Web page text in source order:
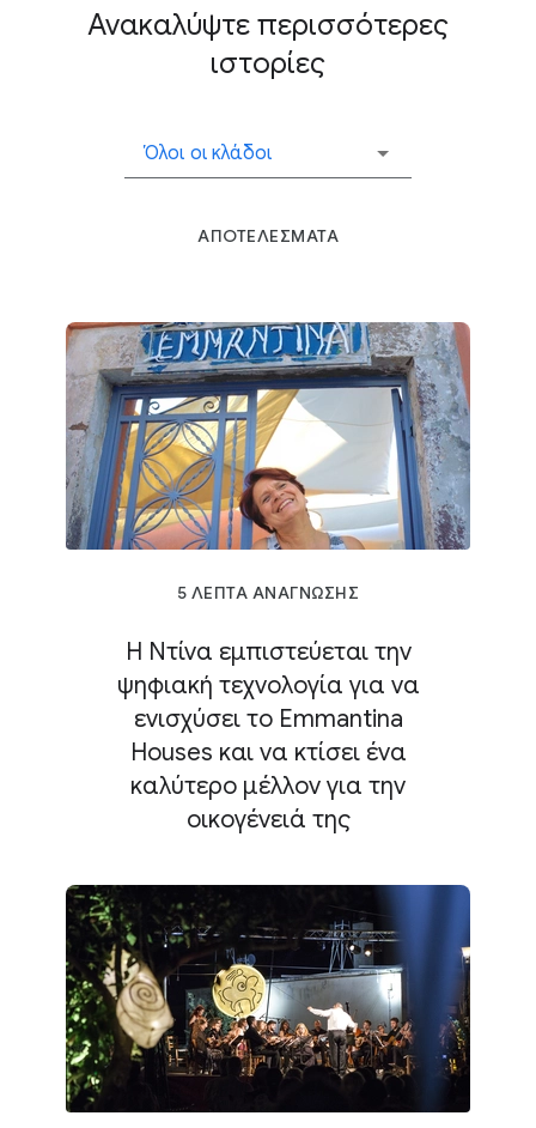
Ανακαλύψτε περισσότερες
ιστορίες
Όλοι οι κλάδοι
ΑΠΟΤΕΛΕΣΜΑΤΑ
5 ΛΕΠΤΑ ΑΝΑΓΝΩΣΗΣ
Η Ντίνα εμπιστεύεται την
ψηφιακή τεχνολογία για να
ενισχύσει το Emmantina
Houses και να κτίσει ένα
καλύτερο μέλλον για την
οικογένειά της